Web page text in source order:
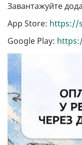
Завантажуйте
App Store: https://
Google Play: